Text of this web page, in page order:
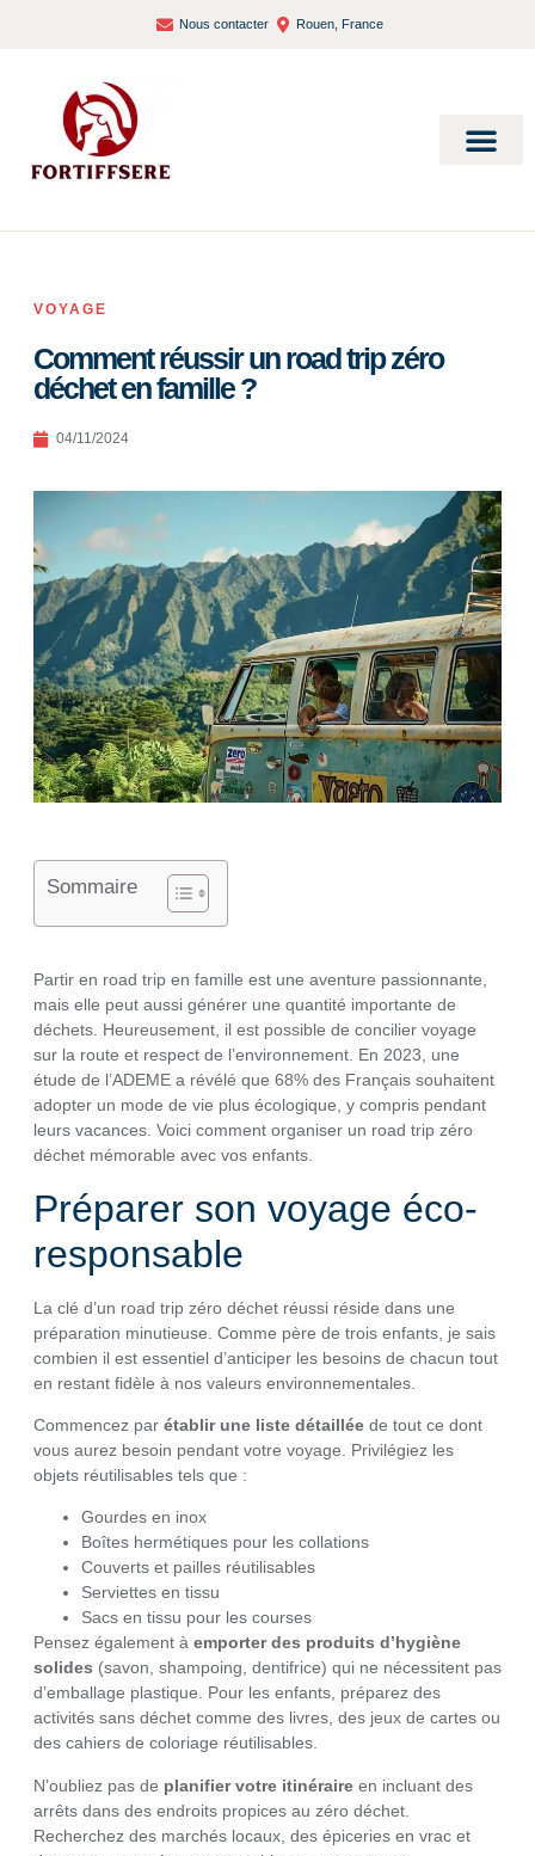
Nous contacter Rouen, France
VOYAGE
Comment réussir un road trip zéro
déchet en famille ?
04/11/2024
Sommaire
Partir en road trip en famille est une aventure passionnante,
mais elle peut aussi générer une quantité importante de
déchets. Heureusement, il est possible de concilier voyage
sur la route et respect de l’environnement. En 2023, une
étude de l’ADEME a révélé que 68% des Français souhaitent
adopter un mode de vie plus écologique, y compris pendant
leurs vacances. Voici comment organiser un road trip zéro
déchet mémorable avec vos enfants.
Préparer son voyage éco-
responsable
La clé d’un road trip zéro déchet réussi réside dans une
préparation minutieuse. Comme père de trois enfants, je sais
combien il est essentiel d’anticiper les besoins de chacun tout
en restant fidèle à nos valeurs environnementales.
Commencez par établir une liste détaillée de tout ce dont
vous aurez besoin pendant votre voyage. Privilégiez les
objets réutilisables tels que :
Gourdes en inox
Boîtes hermétiques pour les collations
Couverts et pailles réutilisables
Serviettes en tissu
Sacs en tissu pour les courses
Pensez également à emporter des produits d’hygiène
solides (savon, shampoing, dentifrice) qui ne nécessitent pas
d’emballage plastique. Pour les enfants, préparez des
activités sans déchet comme des livres, des jeux de cartes ou
des cahiers de coloriage réutilisables.
N’oubliez pas de planifier votre itinéraire en incluant des
arrêts dans des endroits propices au zéro déchet.
Recherchez des marchés locaux, des épiceries en vrac et